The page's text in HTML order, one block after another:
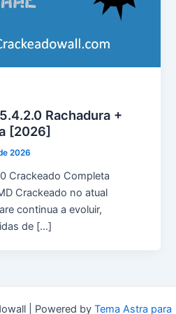
Rachadura +
[2026]
2026
Crackeado Completa
Crackeado no atual
continua a evoluir,
de […]
| Powered by Tema Astra para